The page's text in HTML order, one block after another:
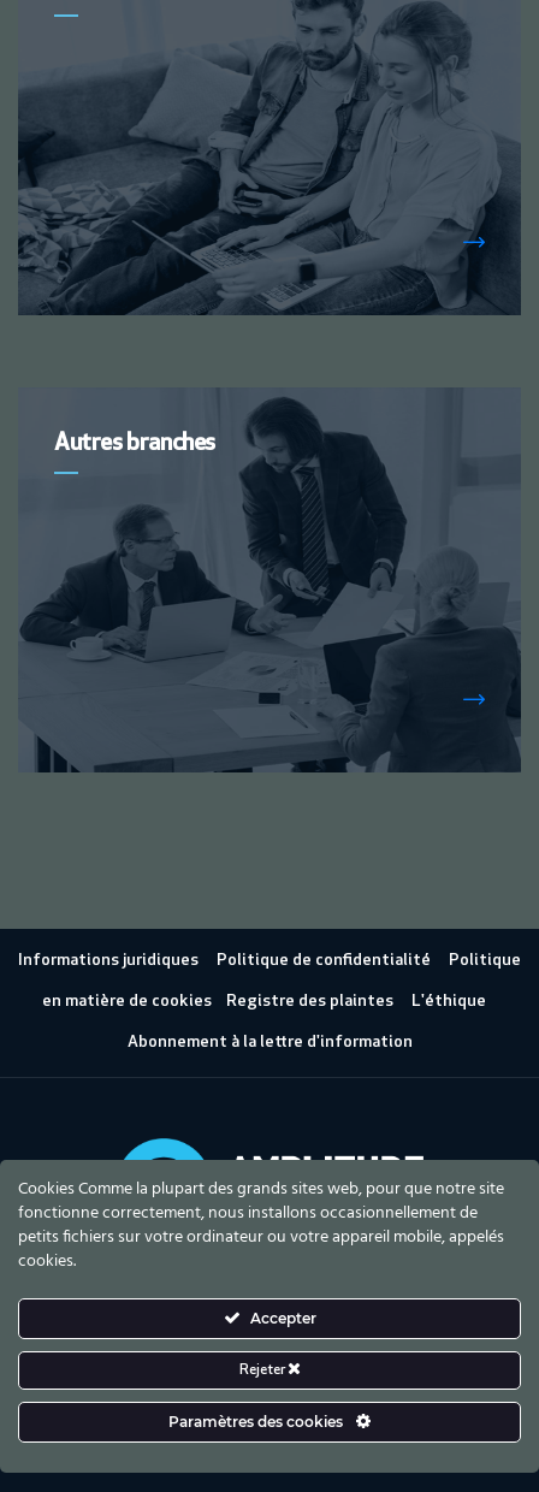
Autres branches
Informations juridiques Politique de confidentialité Politique
en matière de cookies Registre des plaintes L'éthique
Abonnement à la lettre d'information
Amplitude 2023 © Tous droits réservés
Cookies Comme la plupart des grands sites web, pour que notre site
fonctionne correctement, nous installons occasionnellement de
petits fichiers sur votre ordinateur ou votre appareil mobile, appelés
cookies.
Accepter
Rejeter
Paramètres des cookies